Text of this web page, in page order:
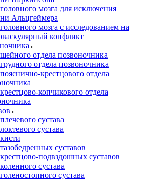
мозга для исключения
Альцгеймера
мозга с исследованием на
конфликт
отдела позвоночника
отдела позвоночника
крестцового отдела
копчикового отдела
сустава
сустава
суставов
подвздошных суставов
сустава
сустава